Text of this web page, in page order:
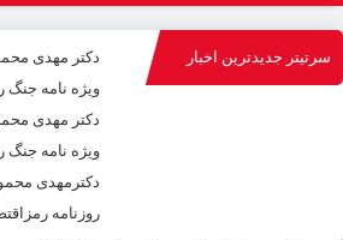
سرتیتر جدیدترین اخبار
دکتر مهدى
ویژه نامه جنگ
دکتر مهدی
ویژه نامه جنگ
دکترمهدى
روزنامه رمزاقتصاد سه